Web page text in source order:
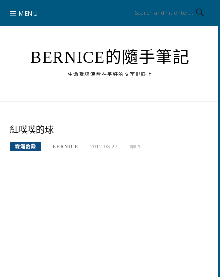
content
MENU
BERNICE的隨手筆記
生命就該浪費在美好的文字記錄上
紅噗噗的球
霖瀚語錄 BERNICE 2012-03-27 1